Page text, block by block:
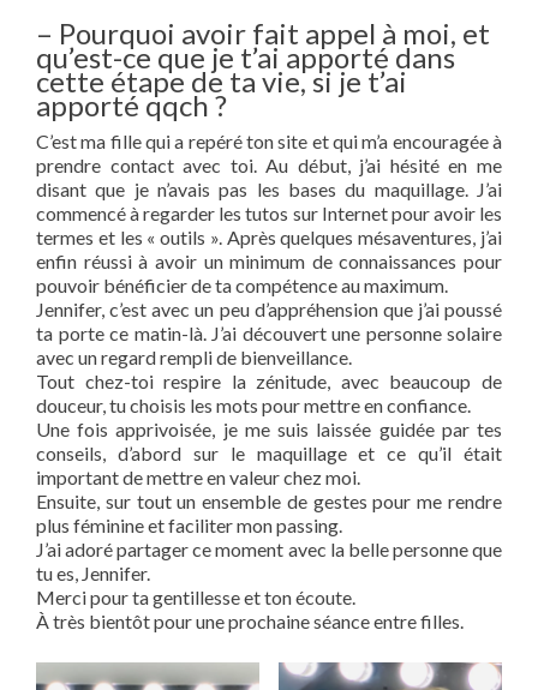
– Pourquoi avoir fait appel à moi, et
qu’est-ce que je t’ai apporté dans
cette étape de ta vie, si je t’ai
apporté qqch ?
C’est ma fille qui a repéré ton site et qui m’a encouragée à
prendre contact avec toi. Au début, j’ai hésité en me
disant que je n’avais pas les bases du maquillage. J’ai
commencé à regarder les tutos sur Internet pour avoir les
termes et les « outils ». Après quelques mésaventures, j’ai
enfin réussi à avoir un minimum de connaissances pour
pouvoir bénéficier de ta compétence au maximum.
Jennifer, c’est avec un peu d’appréhension que j’ai poussé
ta porte ce matin-là. J’ai découvert une personne solaire
avec un regard rempli de bienveillance.
Tout chez-toi respire la zénitude, avec beaucoup de
douceur, tu choisis les mots pour mettre en confiance.
Une fois apprivoisée, je me suis laissée guidée par tes
conseils, d’abord sur le maquillage et ce qu’il était
important de mettre en valeur chez moi.
Ensuite, sur tout un ensemble de gestes pour me rendre
plus féminine et faciliter mon passing.
J’ai adoré partager ce moment avec la belle personne que
tu es, Jennifer.
Merci pour ta gentillesse et ton écoute.
À très bientôt pour une prochaine séance entre filles.